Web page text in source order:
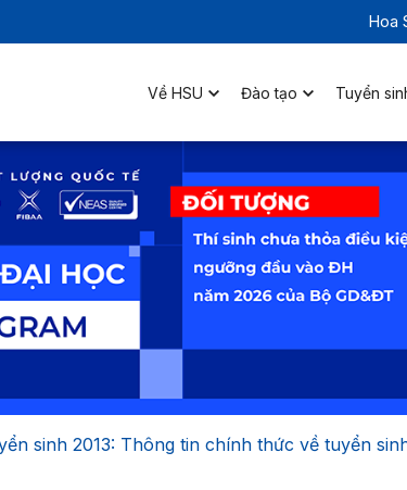
Hoa
Về HSU Đào tạo Tuyển
sinh 2013: Thông tin chính thức về tuyển